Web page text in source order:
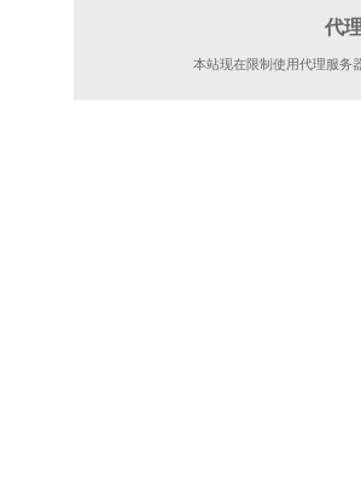
代
本站现在限制使用代理服务